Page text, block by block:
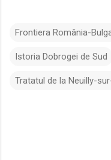
Frontiera România-
Istoria Dobrogei de Sud
Tratatul de la Neuilly-